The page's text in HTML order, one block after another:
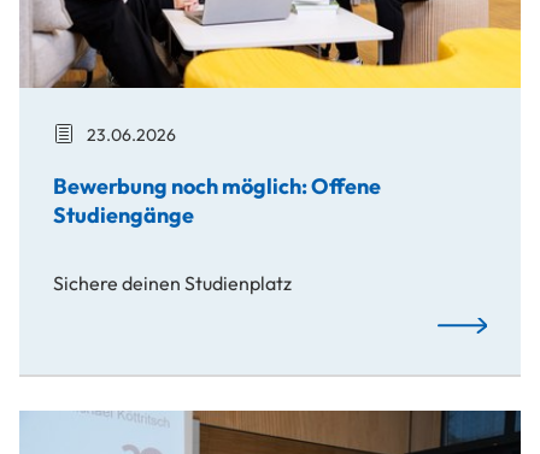
23.06.2026
Bewerbung noch möglich: Offene
Studiengänge
Sichere deinen Studienplatz
KI krempelt die Arbeitswelt um